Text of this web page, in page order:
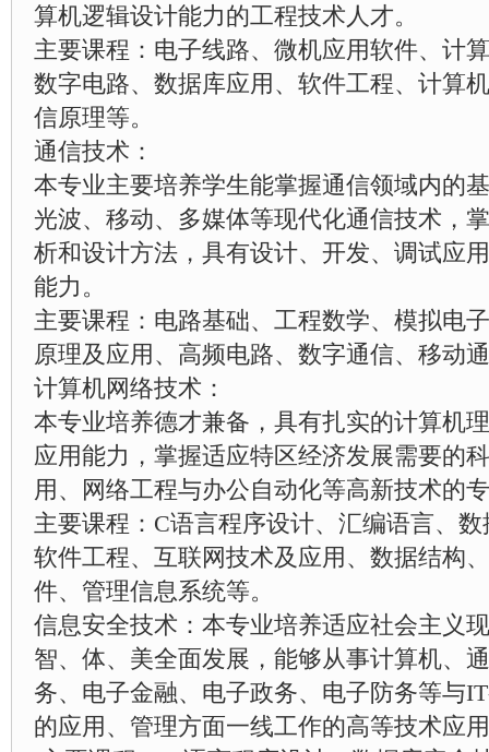
算机逻辑设计能力的工程技术人才。
主要课程：电子线路、微机应用软件、计
数字电路、数据库应用、软件工程、计算
信原理等。
通信技术：
本专业主要培养学生能掌握通信领域内的
光波、移动、多媒体等现代化通信技术，
析和设计方法，具有设计、开发、调试应
能力。
主要课程：电路基础、工程数学、模拟电
原理及应用、高频电路、数字通信、移动
计算机网络技术：
本专业培养德才兼备，具有扎实的计算机
应用能力，掌握适应特区经济发展需要的
用、网络工程与办公自动化等高新技术的
主要课程：C语言程序设计、汇编语言、
软件工程、互联网技术及应用、数据结构
件、管理信息系统等。
信息安全技术：本专业培养适应社会主义
智、体、美全面发展，能够从事计算机、
务、电子金融、电子政务、电子防务等与
的应用、管理方面一线工作的高等技术应